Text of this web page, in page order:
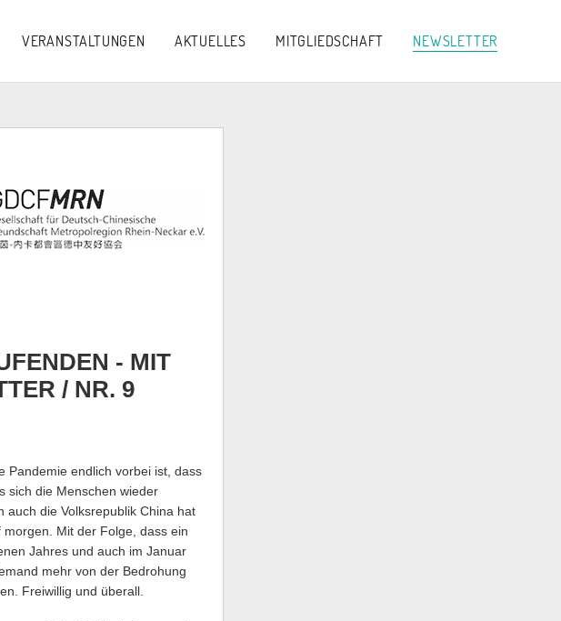
VERANSTALTUNGEN AKTUELLES MITGLIEDSCHAFT NEWSLETTER
- MIT
/ NR. 9
Pandemie endlich vorbei ist, dass
sich die Menschen wieder
auch die Volksrepublik China hat
Mit der Folge, dass ein
Jahres und auch im Januar
mehr von der Bedrohung
Freiwillig und überall.